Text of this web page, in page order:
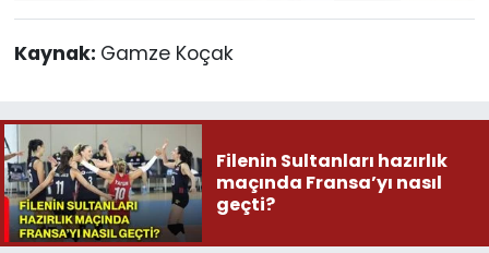
Kaynak: Gamze Koçak
Filenin Sultanları hazırlık
maçında Fransa’yı nasıl
geçti?